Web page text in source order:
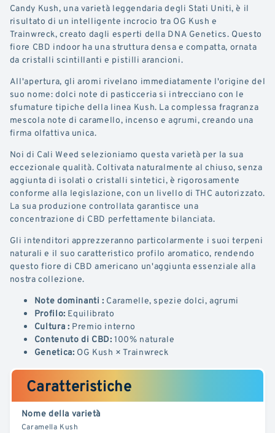
Candy Kush, una varietà leggendaria degli Stati Uniti, è il
risultato di un intelligente incrocio tra OG Kush e
Trainwreck, creato dagli esperti della DNA Genetics. Questo
fiore CBD indoor ha una struttura densa e compatta, ornata
da cristalli scintillanti e pistilli arancioni.
All'apertura, gli aromi rivelano immediatamente l'origine del
suo nome: dolci note di pasticceria si intrecciano con le
sfumature tipiche della linea Kush. La complessa fragranza
mescola note di caramello, incenso e agrumi, creando una
firma olfattiva unica.
Noi di Cali Weed selezioniamo questa varietà per la sua
eccezionale qualità. Coltivata naturalmente al chiuso, senza
aggiunta di isolati o cristalli sintetici, è rigorosamente
conforme alla legislazione, con un livello di THC autorizzato.
La sua produzione controllata garantisce una
concentrazione di CBD perfettamente bilanciata.
Gli intenditori apprezzeranno particolarmente i suoi terpeni
naturali e il suo caratteristico profilo aromatico, rendendo
questo fiore di CBD americano un'aggiunta essenziale alla
nostra collezione.
Note dominanti : Caramelle, spezie dolci, agrumi
Profilo: Equilibrato
Cultura : Premio interno
Contenuto di CBD:100% naturale
Genetica: OG Kush × Trainwreck
Caratteristiche
Nome della varietà
Caramella Kush